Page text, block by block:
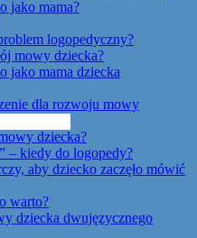
jako mama?
logopedyczny?
mowy dziecka?
jako mama dziecka
dla rozwoju mowy
dziecka?
– kiedy do logopedy?
aby dziecko zaczęło mówić
warto?
dziecka dwujęzycznego
for WordPress